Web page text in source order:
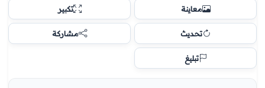
معاينة تكبير
تحديث مشاركة
تبليغ